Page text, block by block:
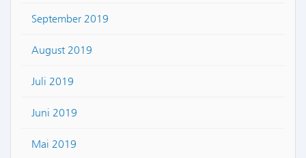
September 2019
August 2019
Juli 2019
Juni 2019
Mai 2019